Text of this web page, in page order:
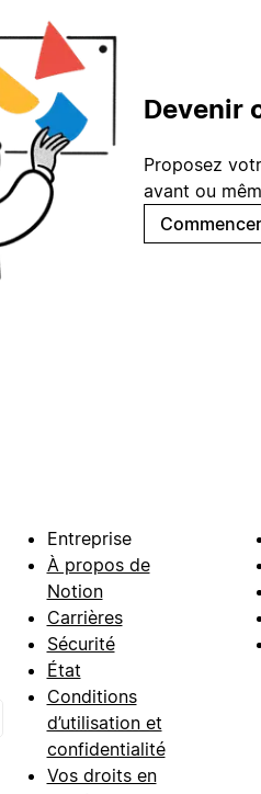
Devenir
Proposez
avant ou
Commencer
Entreprise
À propos de
Notion
Carrières
Sécurité
État
Conditions
d’utilisation et
confidentialité
Vos droits en